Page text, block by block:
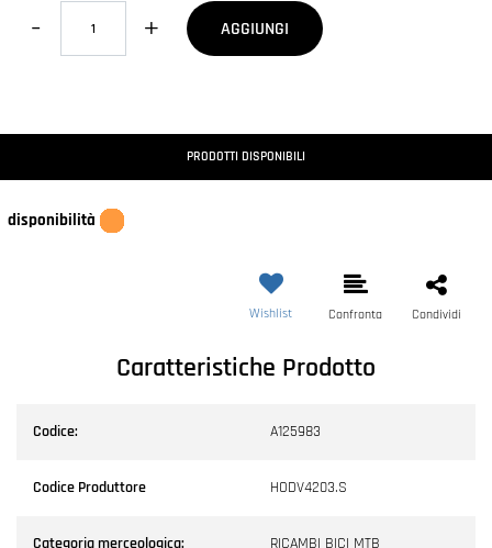
Quantità
AGGIUNGI
PRODOTTI DISPONIBILI
disponibilità
Wishlist Confronta Condividi
Caratteristiche Prodotto
Codice: A125983
Codice Produttore HODV4203.S
Categoria merceologica: RICAMBI BICI MTB